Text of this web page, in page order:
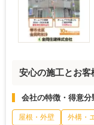
安心の施工とお客
会社の特徴・得意分
屋根・外壁 外構・